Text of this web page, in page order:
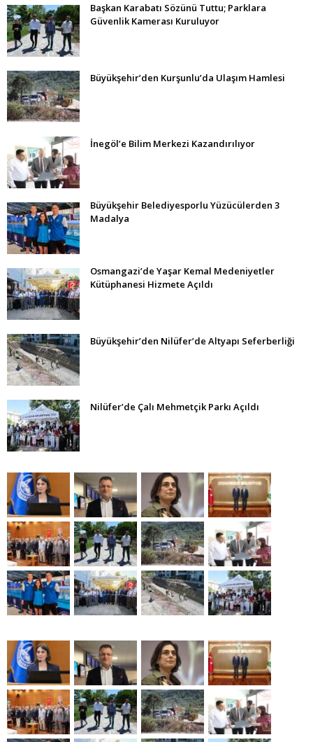
Başkan Karabatı Sözünü Tuttu; Parklara
Güvenlik Kamerası Kuruluyor
Büyükşehir’den Kurşunlu’da Ulaşım Hamlesi
İnegöl’e Bilim Merkezi Kazandırılıyor
Büyükşehir Belediyesporlu Yüzücülerden 3
Madalya
Osmangazi’de Yaşar Kemal Medeniyetler
Kütüphanesi Hizmete Açıldı
Büyükşehir’den Nilüfer’de Altyapı Seferberliği
Nilüfer’de Çalı Mehmetçik Parkı Açıldı